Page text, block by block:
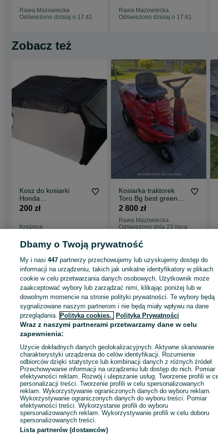
Rawa Mazowiecka
Odświeżono dzisiaj o 17:41
Rawa Mazowiecka
Odświeżono dzisiaj o 17:41
Zobacz też
Kosz do kosiarki
Honda
HRX537/HRH536/HR
200 zł
Krośnice
Kosiarka traktorek
Toro Bg best green
briggs 12,5hp manual
2 800 zł
Rawa Mazowiecka
Odświeżono dnia 23 lipca
Strona główna Dom i Ogród Ogród Kosiarki Kosiarki spalinowe
Kosiarki
spalinowe - Łódzkie
Kosiarki spalinowe - Rawa Mazowiecka
KATEGORIA
ID:1009342140 Wyświetlenia:
Zadzwoń / SMS Wyślij wiadomość
Dbamy o Twoją prywatność
My i nasi447 partnerzy przechowujemy lub uzyskujemy dostęp do
informacji na urządzeniu, takich jak unikalne identyfikatory w plikach
cookie w celu przetwarzania danych osobowych. Użytkownik może
zaakceptować wybory lub zarządzać nimi, klikając poniżej lub w
dowolnym momencie na stronie polityki prywatności. Te wybory będą
sygnalizowane naszym partnerom i nie będą miały wpływu na dane
przeglądania. Polityka cookies, Polityka Prywatności
Wraz z naszymi partnerami przetwarzamy dane w celu
zapewnienia:
Użycie dokładnych danych geolokalizacyjnych. Aktywne skanowanie
charakterystyki urządzenia do celów identyfikacji. Rozumienie
odbiorców dzięki statystyce lub kombinacji danych z różnych źródeł.
Przechowywanie informacji na urządzeniu lub dostęp do nich. Pomiar
efektywności reklam. Rozwój i ulepszanie usług. Tworzenie profili w
personalizacji treści. Tworzenie profili w celu spersonalizowanych
reklam. Wykorzystywanie ograniczonych danych do wyboru reklam.
Wykorzystywanie ograniczonych danych do wyboru treści. Pomiar
efektywności treści. Wykorzystanie profili do wyboru
spersonalizowanych reklam. Wykorzystywanie profili w celu doboru
spersonalizowanych treści.
Lista partnerów (dostawców)